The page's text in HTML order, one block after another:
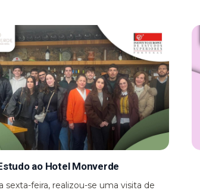
ao Hotel Monverde
sexta-feira, realizou-se uma visita de